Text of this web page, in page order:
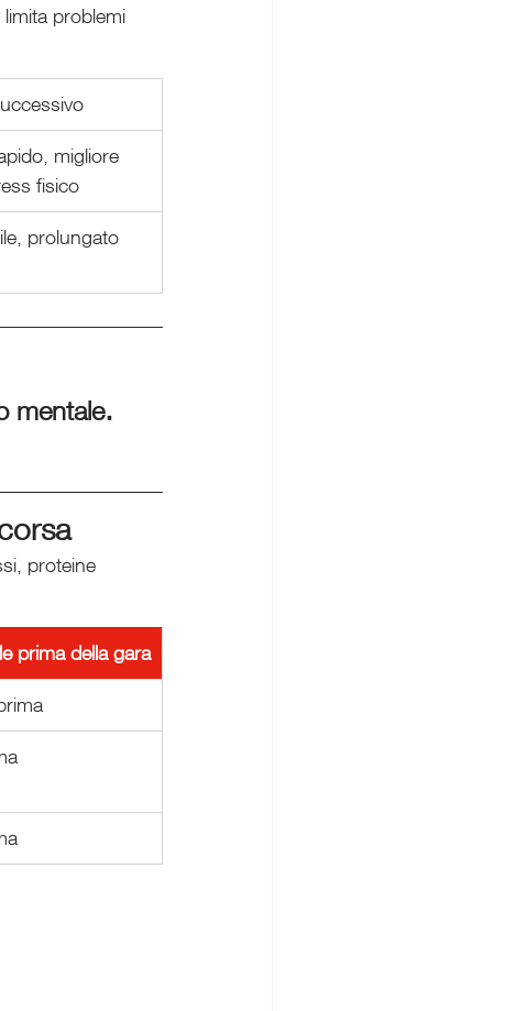
problemi
migliore
fisico
prolungato
mentale.
proteine
prima della gara